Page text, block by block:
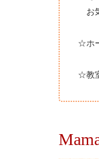
お
☆ホ
☆教